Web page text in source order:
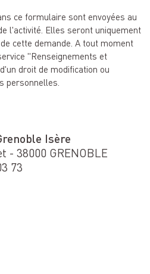
ce formulaire sont envoyées au
l'activité. Elles seront uniquement
cette demande. A tout moment
"Renseignements et
droit de modification ou
personnelles.
Isère
- 38000 GRENOBLE
73